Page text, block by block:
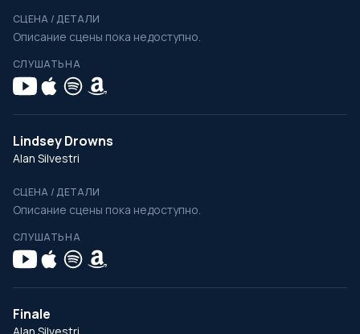
СЦЕНА / ДЕТАЛИ
Описание сцены пока недоступно.
СЛУШАТЬ НА
Lindsey Drowns
Alan Silvestri
СЦЕНА / ДЕТАЛИ
Описание сцены пока недоступно.
СЛУШАТЬ НА
Finale